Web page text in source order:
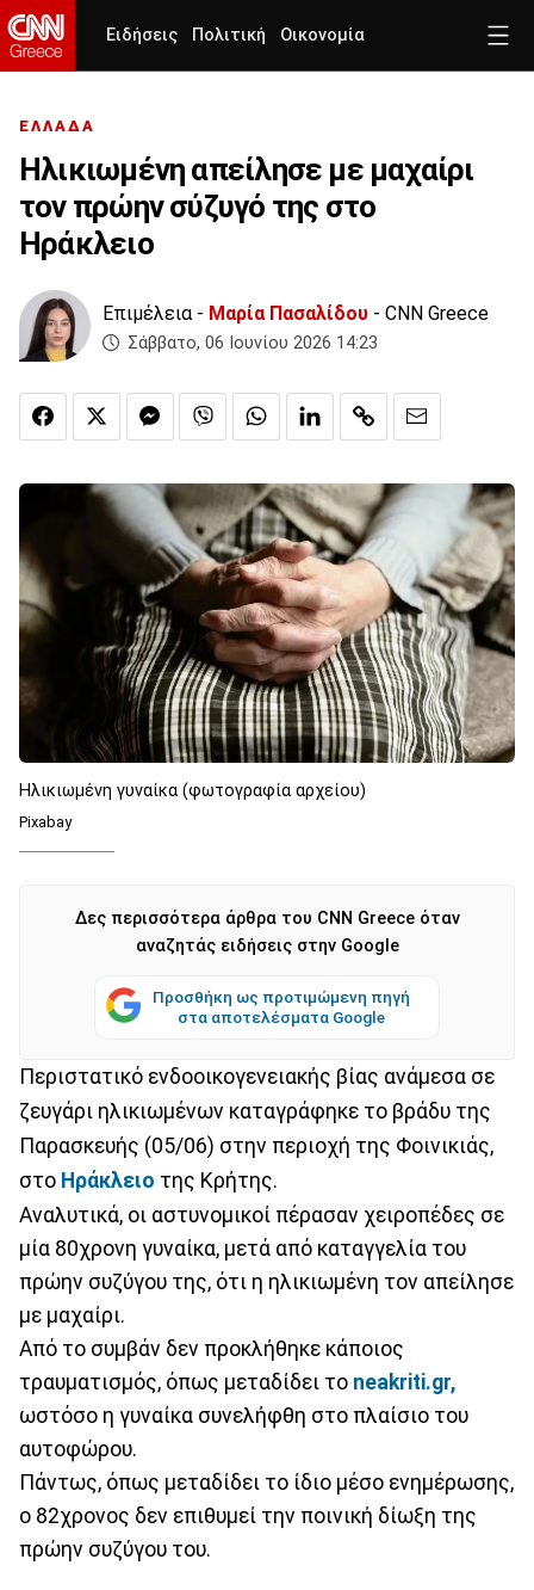
Ειδήσεις Πολιτική Οικονομία
ΕΛΛΑΔΑ
Ηλικιωμένη απείλησε με μαχαίρι
τον πρώην σύζυγό της στο
Ηράκλειο
Επιμέλεια - Μαρία Πασαλίδου - CNN Greece
Σάββατο, 06 Ιουνίου 2026 14:23
Ηλικιωμένη γυναίκα (φωτογραφία αρχείου)
Pixabay
Δες περισσότερα άρθρα του CNN Greece όταν
αναζητάς ειδήσεις στην Google
Προσθήκη ως προτιμώμενη πηγή
στα αποτελέσματα Google
Περιστατικό ενδοοικογενειακής βίας ανάμεσα σε
ζευγάρι ηλικιωμένων καταγράφηκε το βράδυ της
Παρασκευής (05/06) στην περιοχή της Φοινικιάς,
στο Ηράκλειο της Κρήτης.
Αναλυτικά, οι αστυνομικοί πέρασαν χειροπέδες σε
μία 80χρονη γυναίκα, μετά από καταγγελία του
πρώην συζύγου της, ότι η ηλικιωμένη τον απείλησε
με μαχαίρι.
Από το συμβάν δεν προκλήθηκε κάποιος
τραυματισμός, όπως μεταδίδει το neakriti.gr,
ωστόσο η γυναίκα συνελήφθη στο πλαίσιο του
αυτοφώρου.
Πάντως, όπως μεταδίδει το ίδιο μέσο ενημέρωσης,
ο 82χρονος δεν επιθυμεί την ποινική δίωξη της
πρώην συζύγου του.